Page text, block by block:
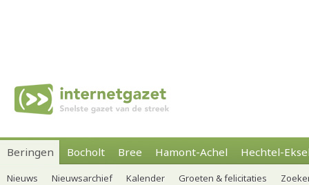
Beringen Bocholt Bree Hamont-Achel Hechtel-
Nieuws Nieuwsarchief Kalender Groeten & felicitaties